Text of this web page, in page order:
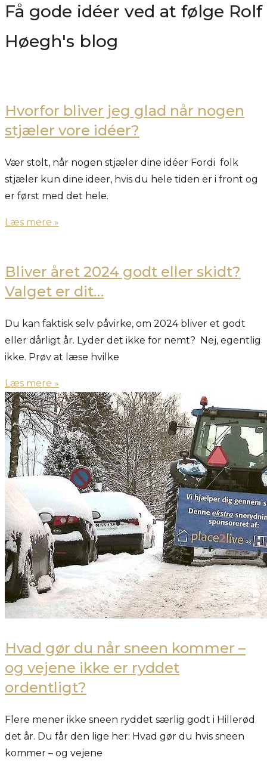
Få gode idéer ved at følge Rolf
Høegh's blog
Hvorfor bliver jeg glad når nogen
stjæler vore idéer?
Vær stolt, når nogen stjæler dine idéer Fordi folk
stjæler kun dine ideer, hvis du hele tiden er i front og
er først med det hele.
Læs mere »
Bliver året 2024 godt eller skidt?
Valget er dit…
Du kan faktisk selv påvirke, om 2024 bliver et godt
eller dårligt år. Lyder det ikke for nemt? Nej, egentlig
ikke. Prøv at læse hvilke
Læs mere »
Hvad gør du når sneen kommer –
og vejene ikke er ryddet
ordentligt?
Flere mener ikke sneen ryddet særlig godt i Hillerød
det år. Du får den lige her: Hvad gør du hvis sneen
kommer – og vejene